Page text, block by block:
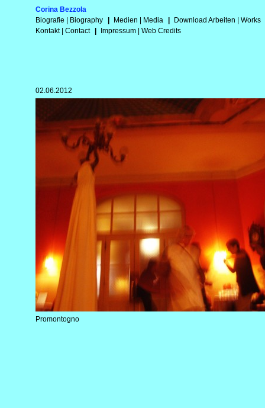
Corina Bezzola
Biografie | Biography
Medien | Media
Download Arbeiten | Works
Kontakt | Contact
Impressum | Web Credits
02.06.2012
Promontogno